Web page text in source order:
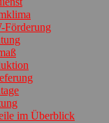
Förderung
im Überblick